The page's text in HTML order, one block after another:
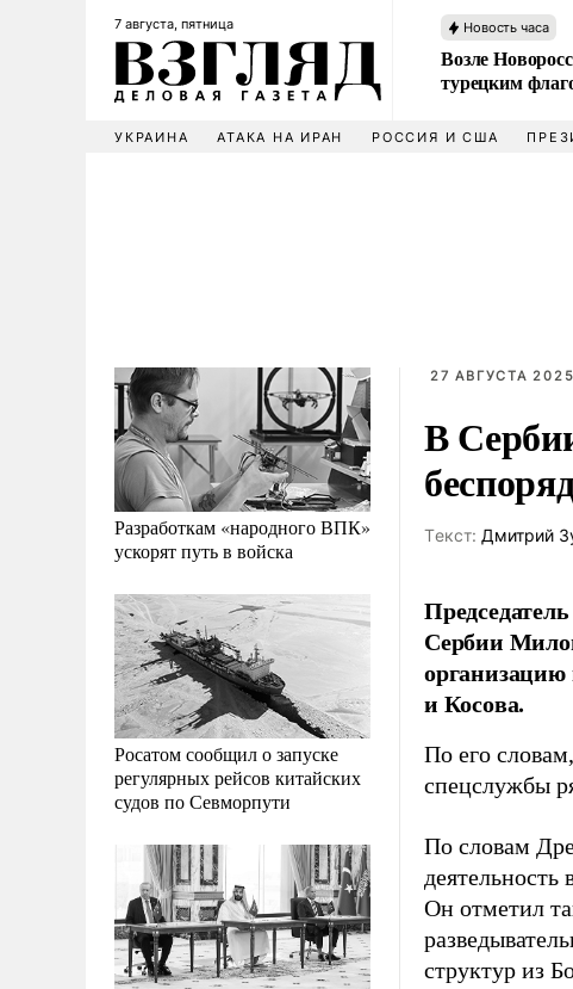
7 августа, пятница Новость часа
Возле
турецким
УКРАИНА АТАКА НА ИРАН РОССИЯ И США
Разработкам «народного ВПК»
ускорят путь в войска
Росатом сообщил о запуске
регулярных рейсов китайских
судов по Севморпути
27 АВГУСТА
В
Tекст: Дмитрий
Сербии
организацию
и Косова.
По его
спецслужбы
По словам
деятельность
Он отметил
структур из